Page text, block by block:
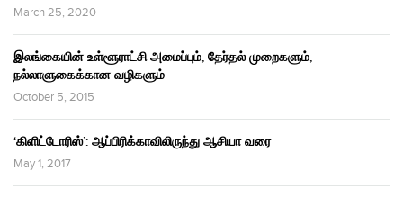
March 25, 2020
இலங்கையின் உள்ளூராட்சி அமைப்பும், தேர்தல் முறைகளும்,
நல்லாளுகைக்கான வழிகளும்
October 5, 2015
‘கிளிட்டோரிஸ்’: ஆப்பிரிக்காவிலிருந்து ஆசியா வரை
May 1, 2017